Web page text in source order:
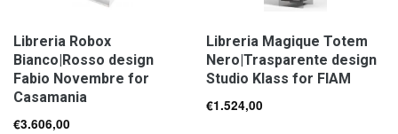
Libreria Robox
Bianco|Rosso design
Fabio Novembre for
Casamania
€3.606,00
Libreria Magique Totem
Nero|Trasparente design
Studio Klass for FIAM
€1.524,00